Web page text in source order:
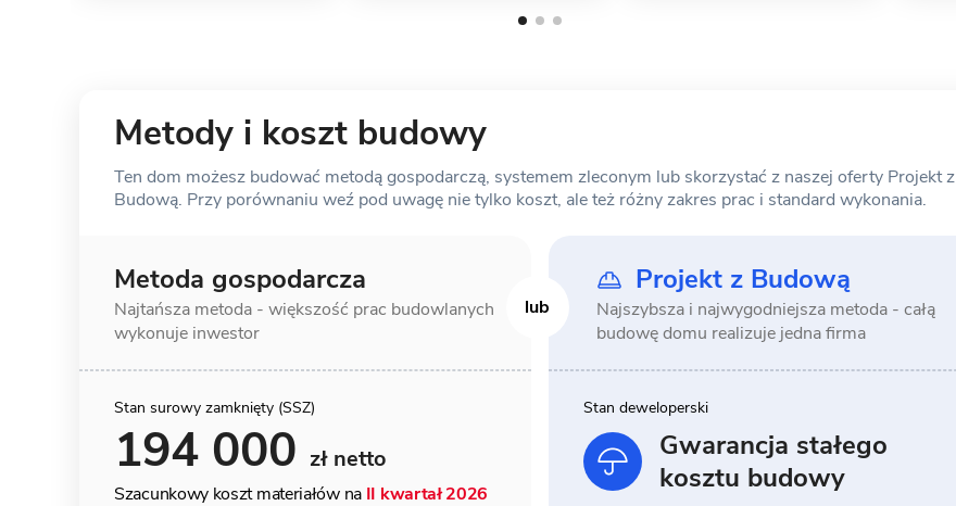
Metody i koszt budowy
Ten dom możesz budować metodą gospodarczą, systemem zleconym lub skorzystać z naszej oferty Projekt z
Budową. Przy porównaniu weź pod uwagę nie tylko koszt, ale też różny zakres prac i standard wykonania.
Metoda gospodarcza
Najtańsza metoda - większość prac budowlanych
wykonuje inwestor
Stan surowy zamknięty (SSZ)
194 000 zł netto
Szacunkowy koszt materiałów na II kwartał 2026
Projekt z Budową
Najszybsza i najwygodniejsza metoda -całą
budowę domu realizuje jedna firma
Stan deweloperski
Gwarancja stałego
kosztu budowy